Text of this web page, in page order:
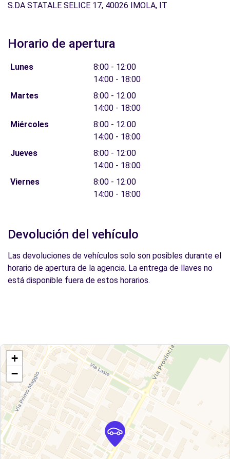
S.DA STATALE SELICE 17, 40026 IMOLA, IT
Horario de apertura
Lunes
8:00 - 12:00
14:00 - 18:00
Martes
8:00 - 12:00
14:00 - 18:00
Miércoles
8:00 - 12:00
14:00 - 18:00
Jueves
8:00 - 12:00
14:00 - 18:00
Viernes
8:00 - 12:00
14:00 - 18:00
Devolución del vehículo
Las devoluciones de vehículos solo son posibles durante el
horario de apertura de la agencia. La entrega de llaves no
está disponible fuera de estos horarios.
+
−